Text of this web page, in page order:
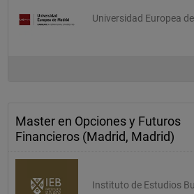
Universidad Europea
Master en Opciones y Futuros
Financieros (Madrid, Madrid)
Instituto de Estudios